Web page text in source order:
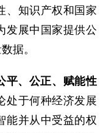
、知识产权和国家
发展中国家提供公
据。
平、公正、赋能性
处于何种经济发展
能并从中受益的权